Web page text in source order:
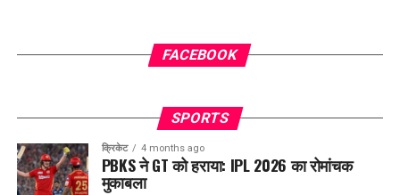
FACEBOOK
SPORTS
क्रिकेट 4 months ago
PBKS ने GT को हराया: IPL 2026 का रोमांचक
मुकाबला